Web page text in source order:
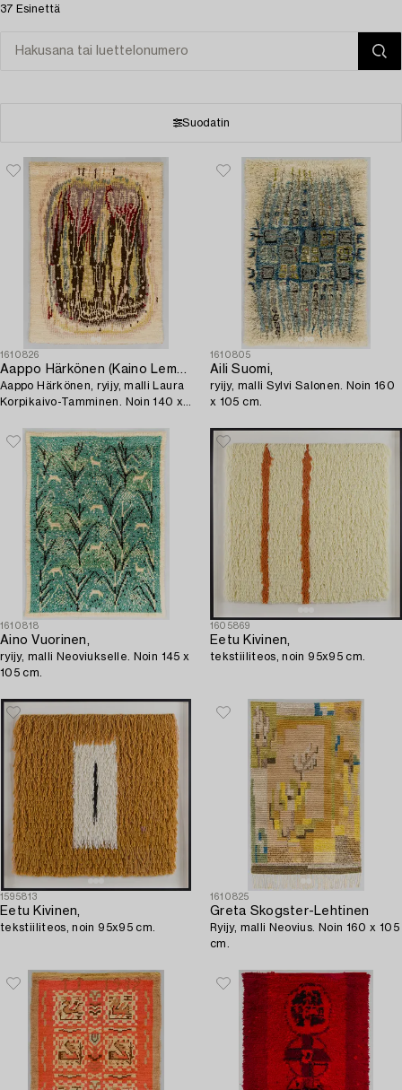
37 Esinettä
Suodatin
1610826
Aappo Härkönen (Kaino Lemmikki Härkönen)
Aappo Härkönen, ryijy, malli Laura
Korpikaivo-Tamminen. Noin 140 x
1610805
Aili Suomi,
ryijy, malli Sylvi Salonen. Noin 160
x 105 cm.
1610818
Aino Vuorinen,
ryijy, malli Neoviukselle. Noin 145 x
105 cm.
1605869
Eetu Kivinen,
tekstiiliteos, noin 95x95 cm.
1595813
Eetu Kivinen,
tekstiiliteos, noin 95x95 cm.
1610825
Greta Skogster-Lehtinen
Ryijy, malli Neovius. Noin 160 x 105
cm.